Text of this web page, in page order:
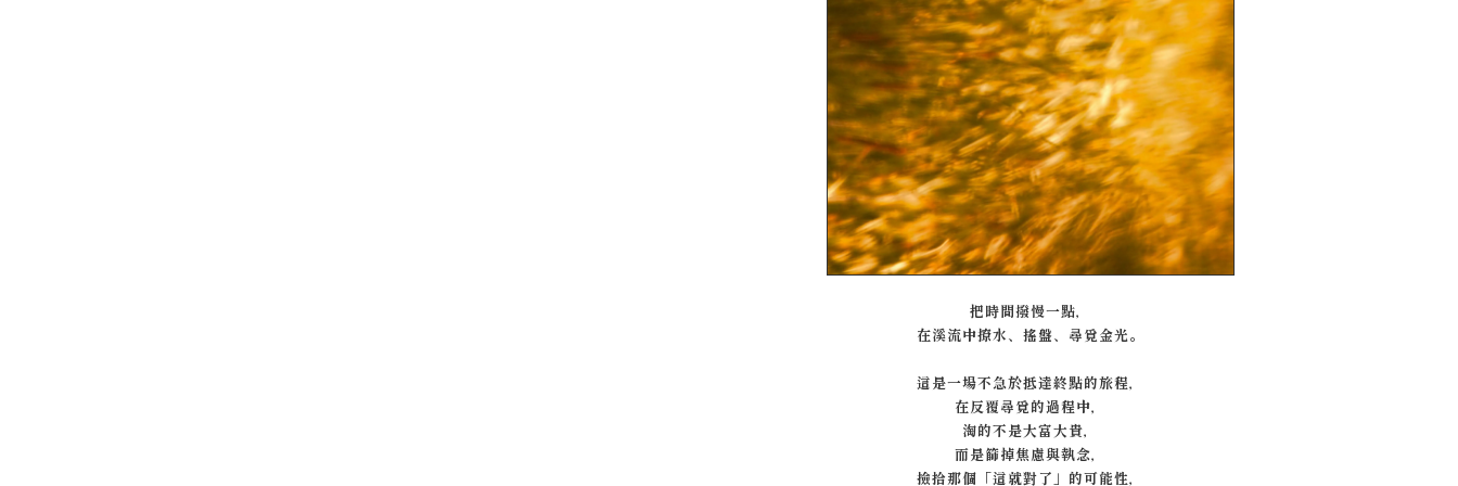
把時間撥慢一點，
在溪流中撩水、搖盤、尋覓金光。
這是一場不急於抵達終點的旅程，
在反覆尋覓的過程中，
淘的不是大富大貴，
而是篩掉焦慮與執念，
撿拾那個「這就對了」的可能性，